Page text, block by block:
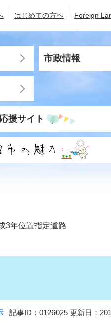
はじめての方へ Foreign
市政情報
援サイト
3年位置指定道路
記事ID：0126025 更新日：